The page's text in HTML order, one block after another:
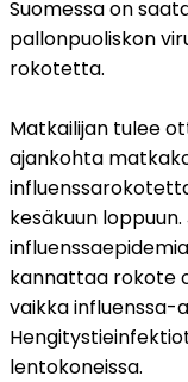
Suomessa on
pallonpuoliskon
rokotetta.
Matkailijan tulee
ajankohta
kesäkuun
kannattaa rokote
vaikka influenssa-
lentokoneissa.